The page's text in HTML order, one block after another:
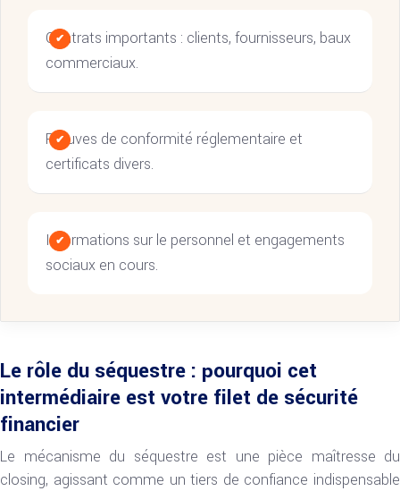
Contrats importants : clients, fournisseurs, baux
commerciaux.
Preuves de conformité réglementaire et
certificats divers.
Informations sur le personnel et engagements
sociaux en cours.
Le rôle du séquestre : pourquoi cet
intermédiaire est votre filet de sécurité
financier
Le mécanisme du séquestre est une pièce maîtresse du
closing, agissant comme un tiers de confiance indispensable